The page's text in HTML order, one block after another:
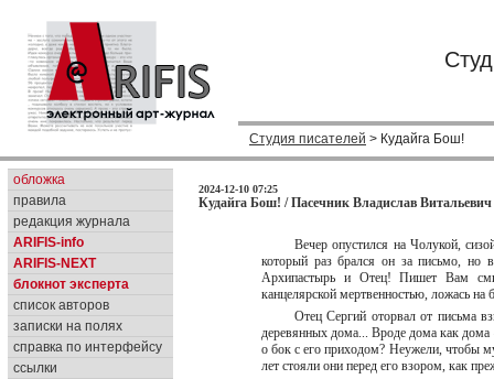
Студия писателей > Кудайга Бош!
обложка
правила
редакция журнала
ARIFIS-info
ARIFIS-NEXT
блокнот эксперта
список авторов
записки на полях
справка по интерфейсу
ссылки
2024-12-10 07:25
Кудайга Бош! / Пасечник Владислав Витальевич
Вечер опустился на Чолукой,
который раз брался он за письмо, но
Архипастырь и Отец! Пишет Вам
канцелярской мертвенностью, ложась
Отец Сергий оторвал от письма
деревянных дома... Вроде дома как
о бок с его приходом? Неужели, чтобы
лет стояли они перед его взором, как